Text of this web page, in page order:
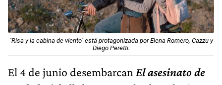
"Risa y la cabina de viento" está protagonizada por Elena Romero, Cazzu y
Diego Peretti.
El 4 de junio desembarcan El asesinato de